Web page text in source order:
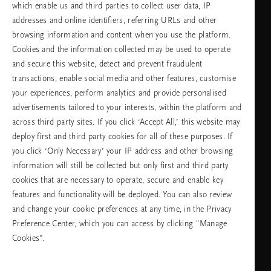
Изберете Вашата държава и език
държава
език
ПРОДЪЛЖАВАНЕ
which enable us and third parties to collect user data, IP
addresses and online identifiers, referring URLs and other
browsing information and content when you use the platform.
Cookies and the information collected may be used to operate
and secure this website, detect and prevent fraudulent
transactions, enable social media and other features, customise
your experiences, perform analytics and provide personalised
advertisements tailored to your interests, within the platform and
across third party sites. If you click ‘Accept All,’ this website may
deploy first and third party cookies for all of these purposes. If
you click ‘Only Necessary’ your IP address and other browsing
information will still be collected but only first and third party
cookies that are necessary to operate, secure and enable key
features and functionality will be deployed. You can also review
and change your cookie preferences at any time, in the Privacy
Preference Center, which you can access by clicking "Manage
Cookies”.